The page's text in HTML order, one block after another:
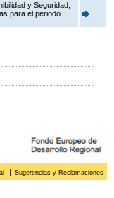
y Seguridad,
para el periodo
Sugerencias y Reclamaciones